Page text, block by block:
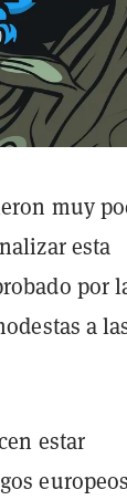
muy
esta
por
a
estar